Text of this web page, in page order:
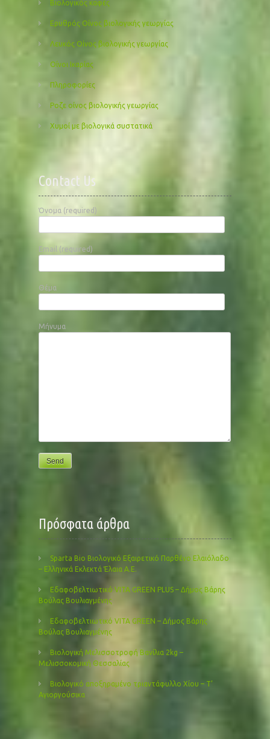
Βιολογικός καφές
Ερυθρός Οίνος βιολογικής γεωργίας
Λευκός Οίνος βιολογικής γεωργίας
Οίνοι Ικαρίας
Πληροφορίες
Ροζε οίνος βιολογικής γεωργίας
Χυμοί με βιολογικά συστατικά
Contact Us
Όνομα (required)
Email (required)
Θέμα
Μήνυμα
Πρόσφατα άρθρα
Sparta Bio Βιολογικό Εξαιρετικό Παρθένο Ελαιόλαδο
– Ελληνικά Εκλεκτά Έλαια Α.Ε.
Εδαφοβελτιωτικό VITA GREEN PLUS – Δήμος Βάρης
Βούλας Βουλιαγμένης
Εδαφοβελτιωτικό VITA GREEN – Δήμος Βάρης
Βούλας Βουλιαγμένης
Βιολογική Μελισσοτροφή Βανίλια 2kg –
Μελισσοκομική Θεσσαλίας
Βιολογικό αποξηραμένο τριαντάφυλλο Χίου – Τ’
Αγιοργούσικα